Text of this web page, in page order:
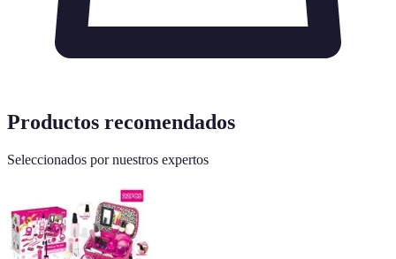
Productos recomendados
Seleccionados por nuestros expertos